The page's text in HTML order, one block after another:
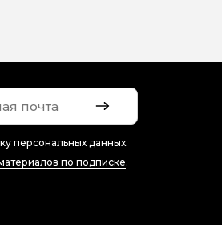
персональных данных.
по подписке.